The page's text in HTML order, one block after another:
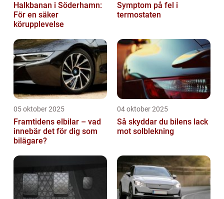
Halkbanan i Söderhamn:
För en säker
körupplevelse
Symptom på fel i
termostaten
05 oktober 2025
Framtidens elbilar – vad
innebär det för dig som
bilägare?
04 oktober 2025
Så skyddar du bilens lack
mot solblekning